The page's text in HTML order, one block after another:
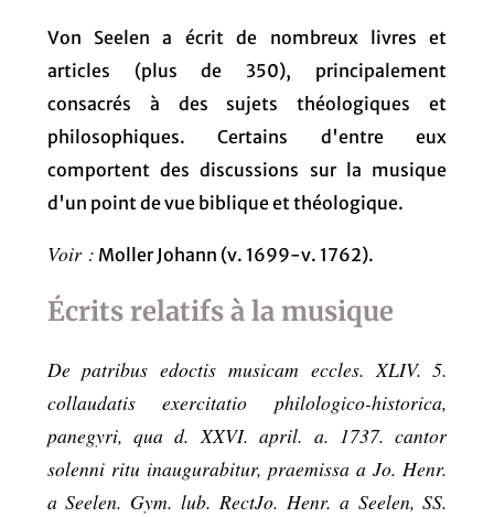
Von Seelen a écrit de nombreux livres et
articles (plus de 350), principalement
consacrés à des sujets théologiques et
philosophiques. Certains d'entre eux
comportent des discussions sur la musique
d'un point de vue biblique et théologique.
Voir : Moller Johann (v. 1699-v. 1762).
Écrits relatifs à la musique
De patribus edoctis musicam eccles. XLIV. 5.
collaudatis exercitatio philologico-historica,
panegyri, qua d. XXVI. april. a. 1737. cantor
solenni ritu inaugurabitur, praemissa a Jo. Henr.
a Seelen. Gym. lub. RectJo. Henr. a Seelen, SS.